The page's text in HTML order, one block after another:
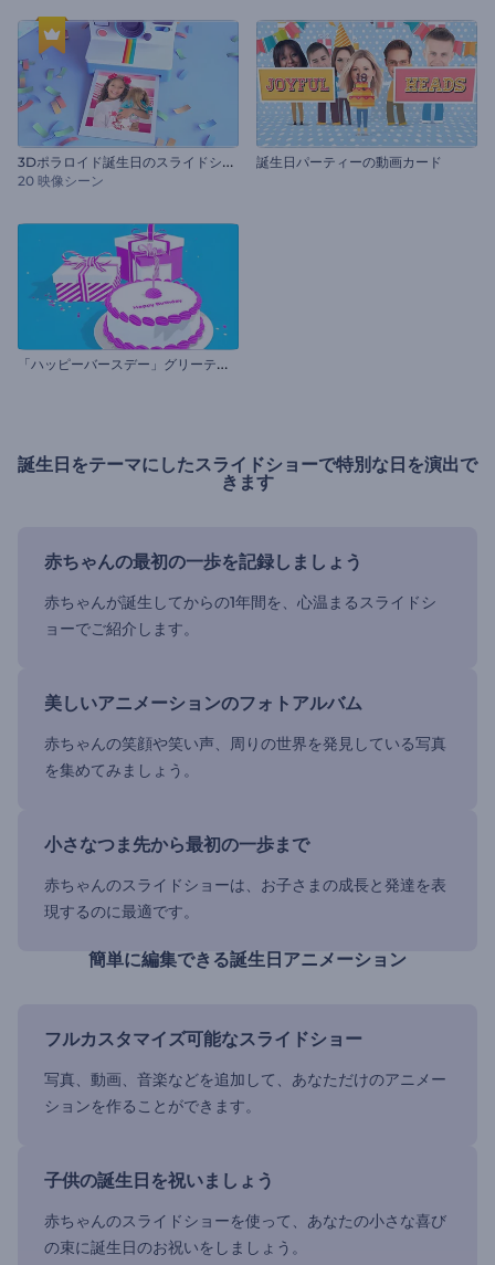
3
Dポラロイド誕生日のスライドショー
20 映像シーン
誕生日パーティーの動画カード
「
ハッピーバースデー」グリーティング動画
誕生日をテーマにしたスライドショーで特別な日を演出で
きます
赤ちゃんの最初の一歩を記録しましょう
赤ちゃんが誕生してからの1年間を、心温まるスライドシ
ョーでご紹介します。
美しいアニメーションのフォトアルバム
赤ちゃんの笑顔や笑い声、周りの世界を発見している写真
を集めてみましょう。
小さなつま先から最初の一歩まで
赤ちゃんのスライドショーは、お子さまの成長と発達を表
現するのに最適です。
簡単に編集できる誕生日アニメーション
フルカスタマイズ可能なスライドショー
写真、動画、音楽などを追加して、あなただけのアニメー
ションを作ることができます。
子供の誕生日を祝いましょう
赤ちゃんのスライドショーを使って、あなたの小さな喜び
の束に誕生日のお祝いをしましょう。